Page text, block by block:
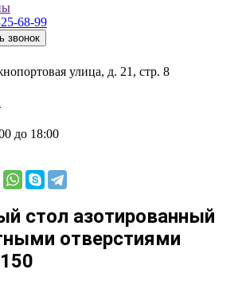
68-99
звонок
улица, д. 21, стр. 8
до 18:00
стол азотированный
отверстиями